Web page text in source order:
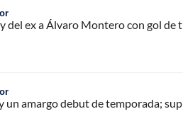
del ex a Álvaro Montero con gol de
un amargo debut de temporada;